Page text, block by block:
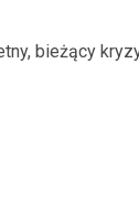
bieżący